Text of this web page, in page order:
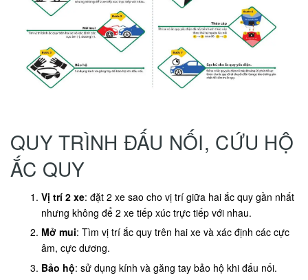
QUY TRÌNH ĐẤU NỐI, CỨU HỘ
ẮC QUY
Vị trí 2 xe: đặt 2 xe sao cho vị trí giữa hai ắc quy gần nhất
nhưng không để 2 xe tiếp xúc trực tiếp với nhau.
Mở mui: Tìm vị trí ắc quy trên hai xe và xác định các cực
âm, cực dương.
Bảo hộ: sử dụng kính và găng tay bảo hộ khi đấu nối.